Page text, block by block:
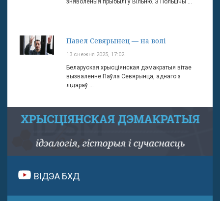
зняволеныя прыбылі ў Вільню. З Польшчы ...
Павел Севярынец — на волі
13 снежня 2025, 17:02
Беларуская хрысціянская дэмакратыя вітае
вызваленне Паўла Севярынца, аднаго з
лідараў ...
ВІДЭА БХД